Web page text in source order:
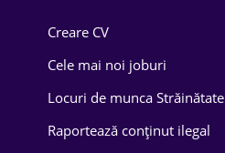
Drept
Educație / Training
Creare CV
Cele mai noi joburi
Locuri de munca Străinătate
Raportează conținut ilegal